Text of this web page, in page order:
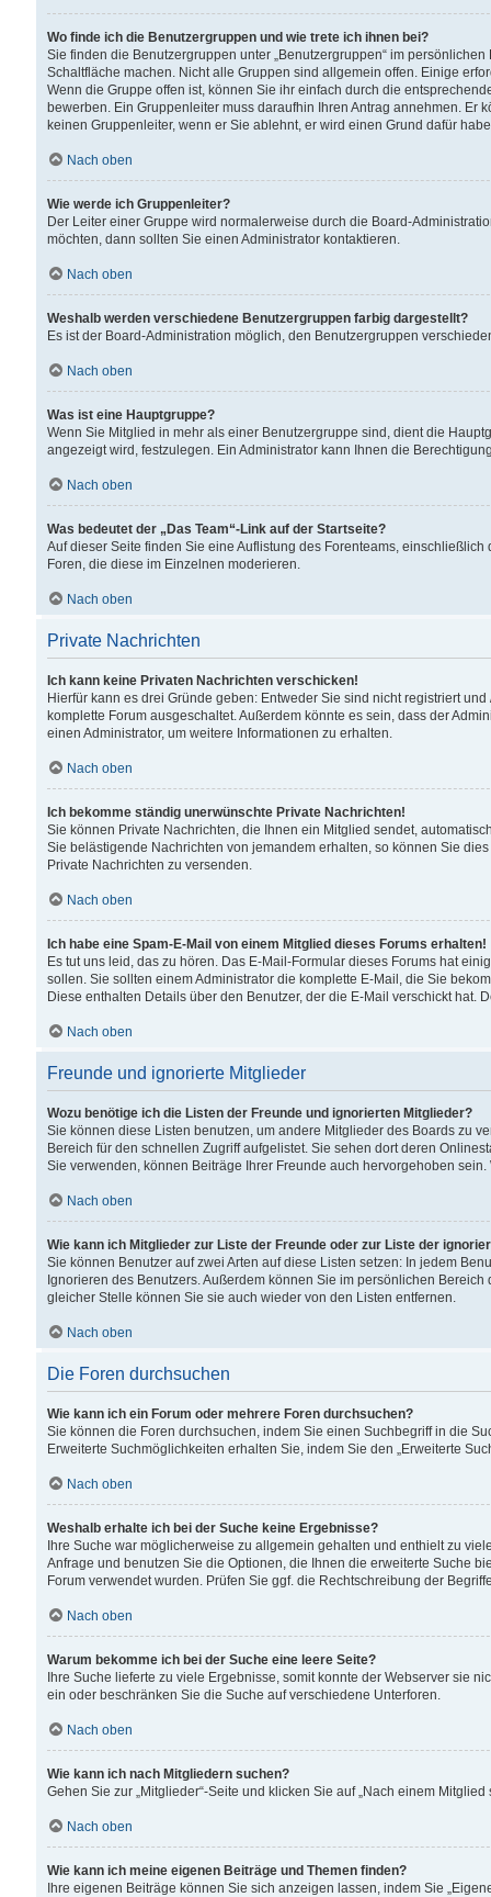
Wo finde ich die Benutzergruppen und wie trete ich ihnen bei?
Sie finden die Benutzergruppen unter „Benutzergruppen“ im
Schaltfläche machen. Nicht alle Gruppen sind allgemein offen. Einige
Wenn die Gruppe offen ist, können Sie ihr einfach durch die
bewerben. Ein Gruppenleiter muss daraufhin Ihren Antrag annehmen.
keinen Gruppenleiter, wenn er Sie ablehnt, er wird einen Grund dafür
Nach oben
Wie werde ich Gruppenleiter?
Der Leiter einer Gruppe wird normalerweise durch die Board-
möchten, dann sollten Sie einen Administrator kontaktieren.
Nach oben
Weshalb werden verschiedene Benutzergruppen farbig dargestellt?
Es ist der Board-Administration möglich, den Benutzergruppen
Nach oben
Was ist eine Hauptgruppe?
Wenn Sie Mitglied in mehr als einer Benutzergruppe sind, dient die
angezeigt wird, festzulegen. Ein Administrator kann Ihnen die
Nach oben
Was bedeutet der „Das Team“-Link auf der Startseite?
Auf dieser Seite finden Sie eine Auflistung des Forenteams,
Foren, die diese im Einzelnen moderieren.
Nach oben
Private Nachrichten
Ich kann keine Privaten Nachrichten verschicken!
Hierfür kann es drei Gründe geben: Entweder Sie sind nicht registriert
komplette Forum ausgeschaltet. Außerdem könnte es sein, dass der
einen Administrator, um weitere Informationen zu erhalten.
Nach oben
Ich bekomme ständig unerwünschte Private Nachrichten!
Sie können Private Nachrichten, die Ihnen ein Mitglied sendet,
Sie belästigende Nachrichten von jemandem erhalten, so können Sie
Private Nachrichten zu versenden.
Nach oben
Ich habe eine Spam-E-Mail von einem Mitglied dieses Forums erhalten!
Es tut uns leid, das zu hören. Das E-Mail-Formular dieses Forums hat
sollen. Sie sollten einem Administrator die komplette E-Mail, die Sie
Diese enthalten Details über den Benutzer, der die E-Mail verschickt hat.
Nach oben
Freunde und ignorierte Mitglieder
Wozu benötige ich die Listen der Freunde und ignorierten Mitglieder?
Sie können diese Listen benutzen, um andere Mitglieder des Boards zu
Bereich für den schnellen Zugriff aufgelistet. Sie sehen dort deren
Sie verwenden, können Beiträge Ihrer Freunde auch hervorgehoben
Nach oben
Wie kann ich Mitglieder zur Liste der Freunde oder zur Liste der
Sie können Benutzer auf zwei Arten auf diese Listen setzen: In jedem
Ignorieren des Benutzers. Außerdem können Sie im persönlichen
gleicher Stelle können Sie sie auch wieder von den Listen entfernen.
Nach oben
Die Foren durchsuchen
Wie kann ich ein Forum oder mehrere Foren durchsuchen?
Sie können die Foren durchsuchen, indem Sie einen Suchbegriff in die
Erweiterte Suchmöglichkeiten erhalten Sie, indem Sie den „Erweiterte
Nach oben
Weshalb erhalte ich bei der Suche keine Ergebnisse?
Ihre Suche war möglicherweise zu allgemein gehalten und enthielt zu
Anfrage und benutzen Sie die Optionen, die Ihnen die erweiterte Suche
Forum verwendet wurden. Prüfen Sie ggf. die Rechtschreibung der
Nach oben
Warum bekomme ich bei der Suche eine leere Seite?
Ihre Suche lieferte zu viele Ergebnisse, somit konnte der Webserver sie
ein oder beschränken Sie die Suche auf verschiedene Unterforen.
Nach oben
Wie kann ich nach Mitgliedern suchen?
Gehen Sie zur „Mitglieder“-Seite und klicken Sie auf „Nach einem Mitglied
Nach oben
Wie kann ich meine eigenen Beiträge und Themen finden?
Ihre eigenen Beiträge können Sie sich anzeigen lassen, indem Sie